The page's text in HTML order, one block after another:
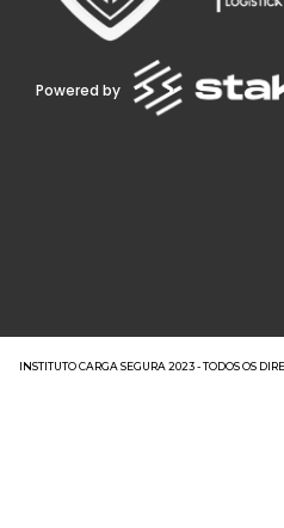
Powered by
INSTITUTO CARGA SEGURA 2023 - TODOS OS